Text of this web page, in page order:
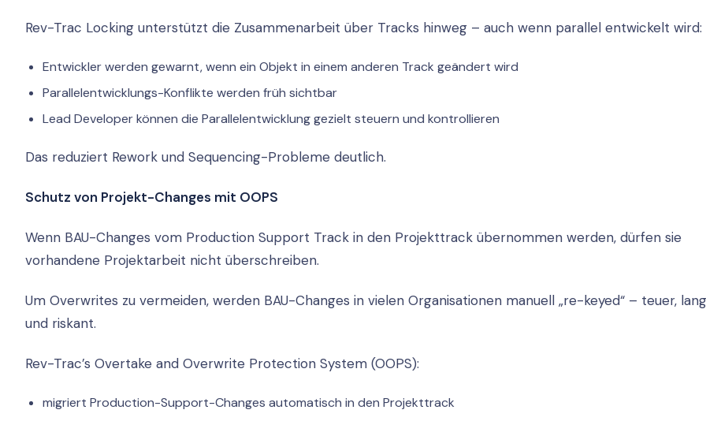
Rev-Trac Locking unterstützt die Zusammenarbeit über Tracks hinweg – auch wenn parallel entwickelt wird:
Entwickler werden gewarnt, wenn ein Objekt in einem anderen Track geändert wird
Parallelentwicklungs-Konflikte werden früh sichtbar
Lead Developer können die Parallelentwicklung gezielt steuern und kontrollieren
Das reduziert Rework und Sequencing-Probleme deutlich.
Schutz von Projekt-Changes mit OOPS
Wenn BAU-Changes vom Production Support Track in den Projekttrack übernommen werden, dürfen sie
vorhandene Projektarbeit nicht überschreiben.
Um Overwrites zu vermeiden, werden BAU-Changes in vielen Organisationen manuell „re-keyed“ – teuer,
und riskant.
Rev-Trac’s Overtake and Overwrite Protection System (OOPS):
migriert Production-Support-Changes automatisch in den Projekttrack